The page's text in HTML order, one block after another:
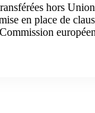
hors
en place de